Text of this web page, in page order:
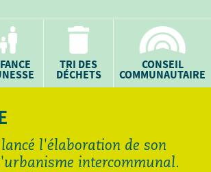
TRI DES
DÉCHETS
CONSEIL
COMMUNAUTAIRE
l'élaboration de son
intercommunal.